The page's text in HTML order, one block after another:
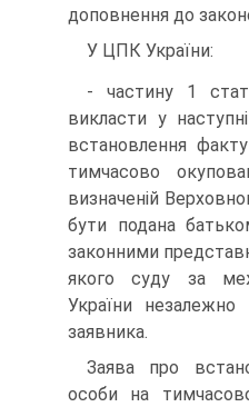
доповнення до
У ЦПК України:
- частину 1
викласти у
встановлення
тимчасово
визначеній
бути подана
законними
якого суду за
України
заявника.
Заява про
особи на